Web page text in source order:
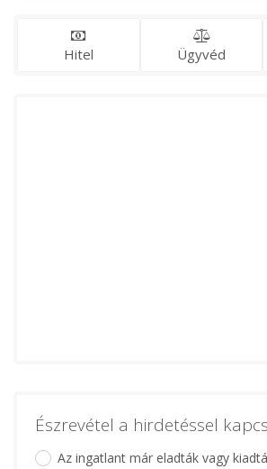
Hitel Ügyvéd
Észrevétel a hirdetéssel
Az ingatlant már eladták vagy